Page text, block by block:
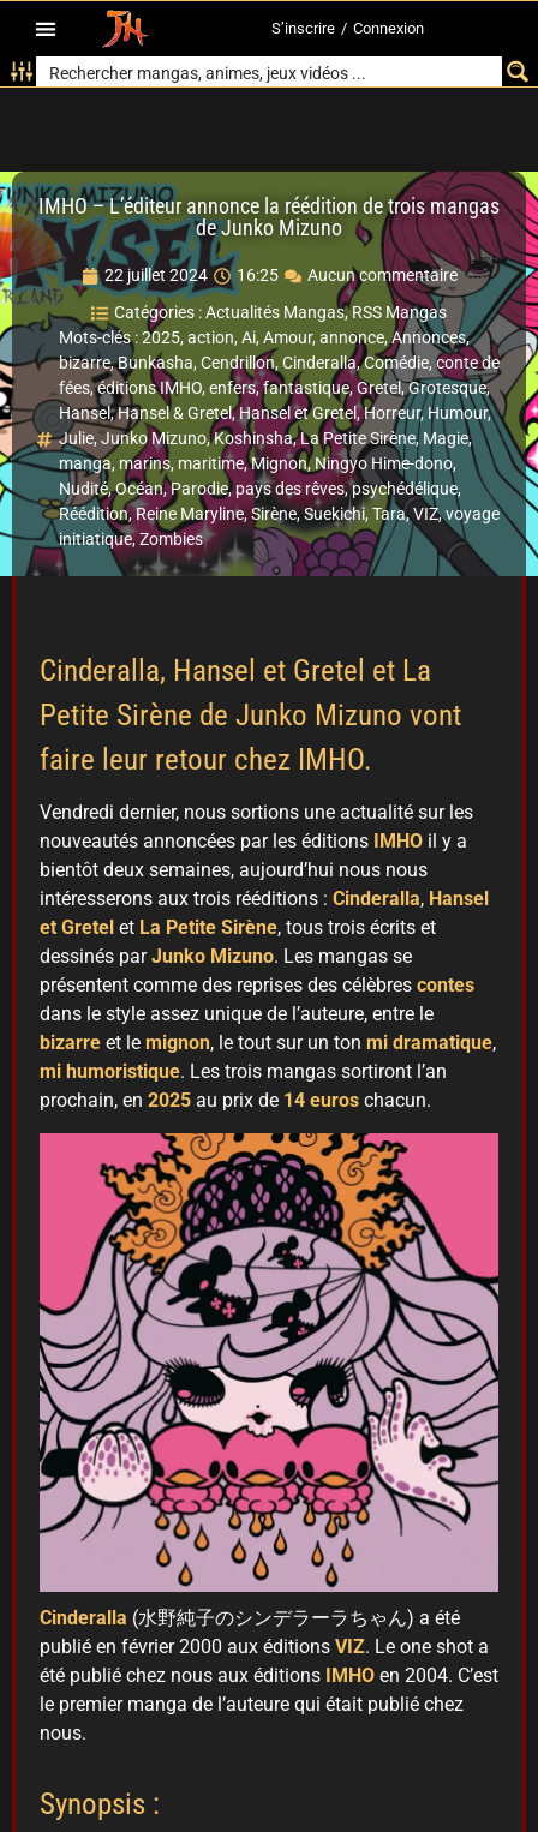
S’inscrire / Connexion
IMHO – L’éditeur annonce la réédition de trois mangas
de Junko Mizuno
22 juillet 2024 16:25
Aucun commentaire
Catégories :Actualités Mangas,RSS Mangas
Mots-clés :2025, action, Ai, Amour, annonce,Annonces,
bizarre,Bunkasha, Cendrillon, Cinderalla,Comédie, conte de
fées,éditions IMHO, enfers,fantastique,Gretel,Grotesque,
Hansel,Hansel & Gretel,Hansel et Gretel,Horreur, Humour,
Julie,Junko Mizuno,Koshinsha,La Petite Sirène, Magie,
manga, marins, maritime,Mignon,Ningyo Hime-dono,
Nudité,Océan,Parodie,pays des rêves,psychédélique,
Réédition,Reine Maryline,Sirène,Suekichi, Tara,VIZ,voyage
initiatique,Zombies
Cinderalla, Hansel et Gretel et La
Petite Sirène de Junko Mizuno vont
faire leur retour chez IMHO.
Vendredi dernier, nous sortions une actualité sur les
nouveautés annoncées par les éditions
IMHO il y a
bientôt deux semaines, aujourd’hui nous nous
intéresserons aux trois rééditions : Cinderalla, Hansel
et Gretel et La Petite Sirène, tous trois écrits et
dessinés parJunko Mizuno. Les mangas se
présentent comme des reprises des célèbres contes
dans le style assez unique de l’auteure, entre le
bizarre et le mignon, le tout sur un ton mi dramatique,
mi humoristique. Les trois mangas sortiront l’an
prochain, en 2025 au prix de 14 euros chacun.
Cinderalla (水野純子のシンデラーラちゃん) a été
publié en février 2000 aux éditions VIZ. Le one shot a
été publié chez nous aux éditions IMHO en 2004. C’est
le premier manga de l’auteure qui était publié chez
nous.
Synopsis :